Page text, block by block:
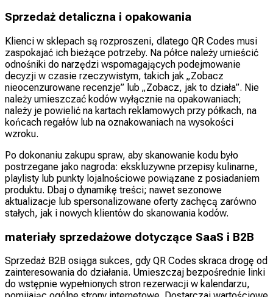
Sprzedaż detaliczna i opakowania
Klienci w sklepach są rozproszeni, dlatego QR Codes musi
zaspokajać ich bieżące potrzeby. Na półce należy umieścić
odnośniki do narzędzi wspomagających podejmowanie
decyzji w czasie rzeczywistym, takich jak „Zobacz
nieocenzurowane recenzje” lub „Zobacz, jak to działa”. Nie
należy umieszczać kodów wyłącznie na opakowaniach;
należy je powielić na kartach reklamowych przy półkach, na
końcach regałów lub na oznakowaniach na wysokości
wzroku.
Po dokonaniu zakupu spraw, aby skanowanie kodu było
postrzegane jako nagroda: ekskluzywne przepisy kulinarne,
playlisty lub punkty lojalnościowe powiązane z posiadaniem
produktu. Dbaj o dynamikę treści; nawet sezonowe
aktualizacje lub spersonalizowane oferty zachęcą zarówno
stałych, jak i nowych klientów do skanowania kodów.
materiały sprzedażowe dotyczące SaaS i B2B
Sprzedaż B2B osiąga sukces, gdy QR Codes skraca drogę od
zainteresowania do działania. Umieszczaj bezpośrednie linki
do wstępnie wypełnionych stron rezerwacji w kalendarzu,